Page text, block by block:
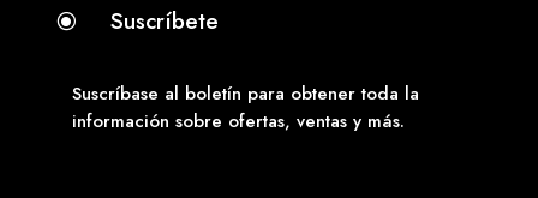
\ Suscríbete
Suscríbase al boletín para obtener toda la
información sobre ofertas, ventas y más.